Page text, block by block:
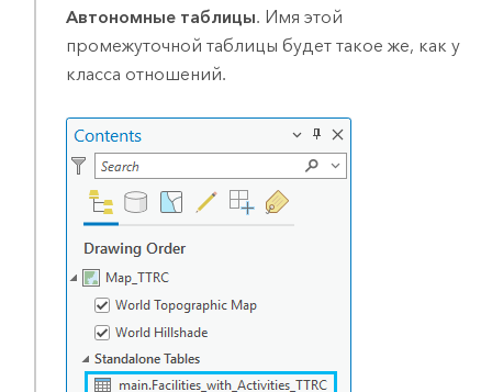
Автономные таблицы. Имя этой
промежуточной таблицы будет такое же, как у
класса отношений.